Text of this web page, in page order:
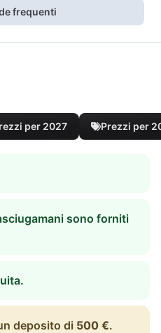
frequenti
per 2027 Prezzi per
sono forniti
deposito di 500 €.